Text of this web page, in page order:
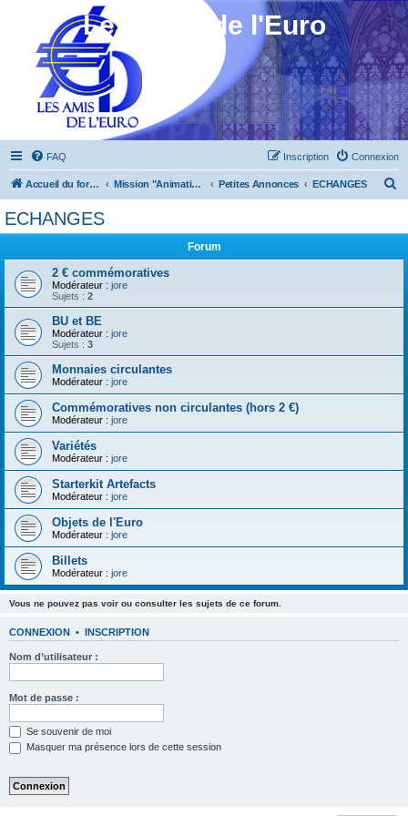
Les Amis de l'Euro
FAQ Connexion
Inscription
Accueil du forum Mission "Animation" Petites Annonces ECHANGES
e
ECHANGES
Forum
2 € commémoratives
Modérateur : jore
Sujets : 2
BU et BE
Modérateur : jore
Sujets : 3
Monnaies circulantes
Modérateur : jore
Commémoratives non circulantes (hors 2 €)
Modérateur : jore
Variétés
Modérateur : jore
Starterkit Artefacts
Modérateur : jore
Objets de l'Euro
Modérateur : jore
Billets
Modérateur : jore
Vous ne pouvez pas voir ou consulter les sujets de ce forum.
CONNEXION • INSCRIPTION
Nom d’utilisateur :
Mot de passe :
Se souvenir de moi
Masquer ma présence lors de cette session